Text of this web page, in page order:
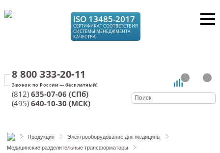
ISO 13485-2017
СЕРТИФИКАТ СООТВЕТСТВИЯ
СИСТЕМЫ МЕНЕДЖМЕНТА
КАЧЕСТВА
8 800 333-20-11
(812) 635-07-06 (СПб)
(495) 640-10-30 (МСК)
Продукция
Электрооборудование для медицины
Медицинские разделительные трансформаторы